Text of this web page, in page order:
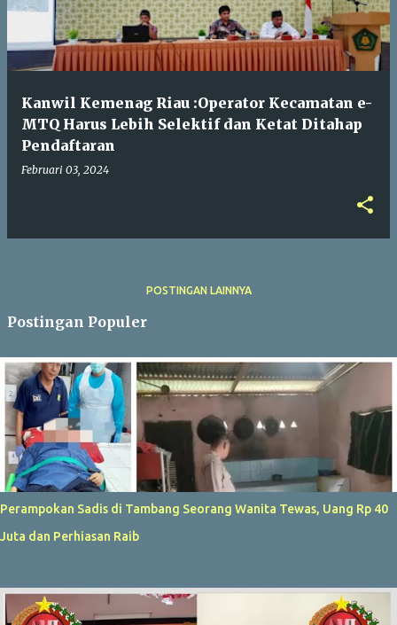
Kanwil Kemenag Riau :Operator Kecamatan e-
MTQ Harus Lebih Selektif dan Ketat Ditahap
Pendaftaran
Februari 03, 2024
POSTINGAN LAINNYA
Postingan Populer
Perampokan Sadis di Tambang Seorang Wanita Tewas, Uang Rp 40
Juta dan Perhiasan Raib